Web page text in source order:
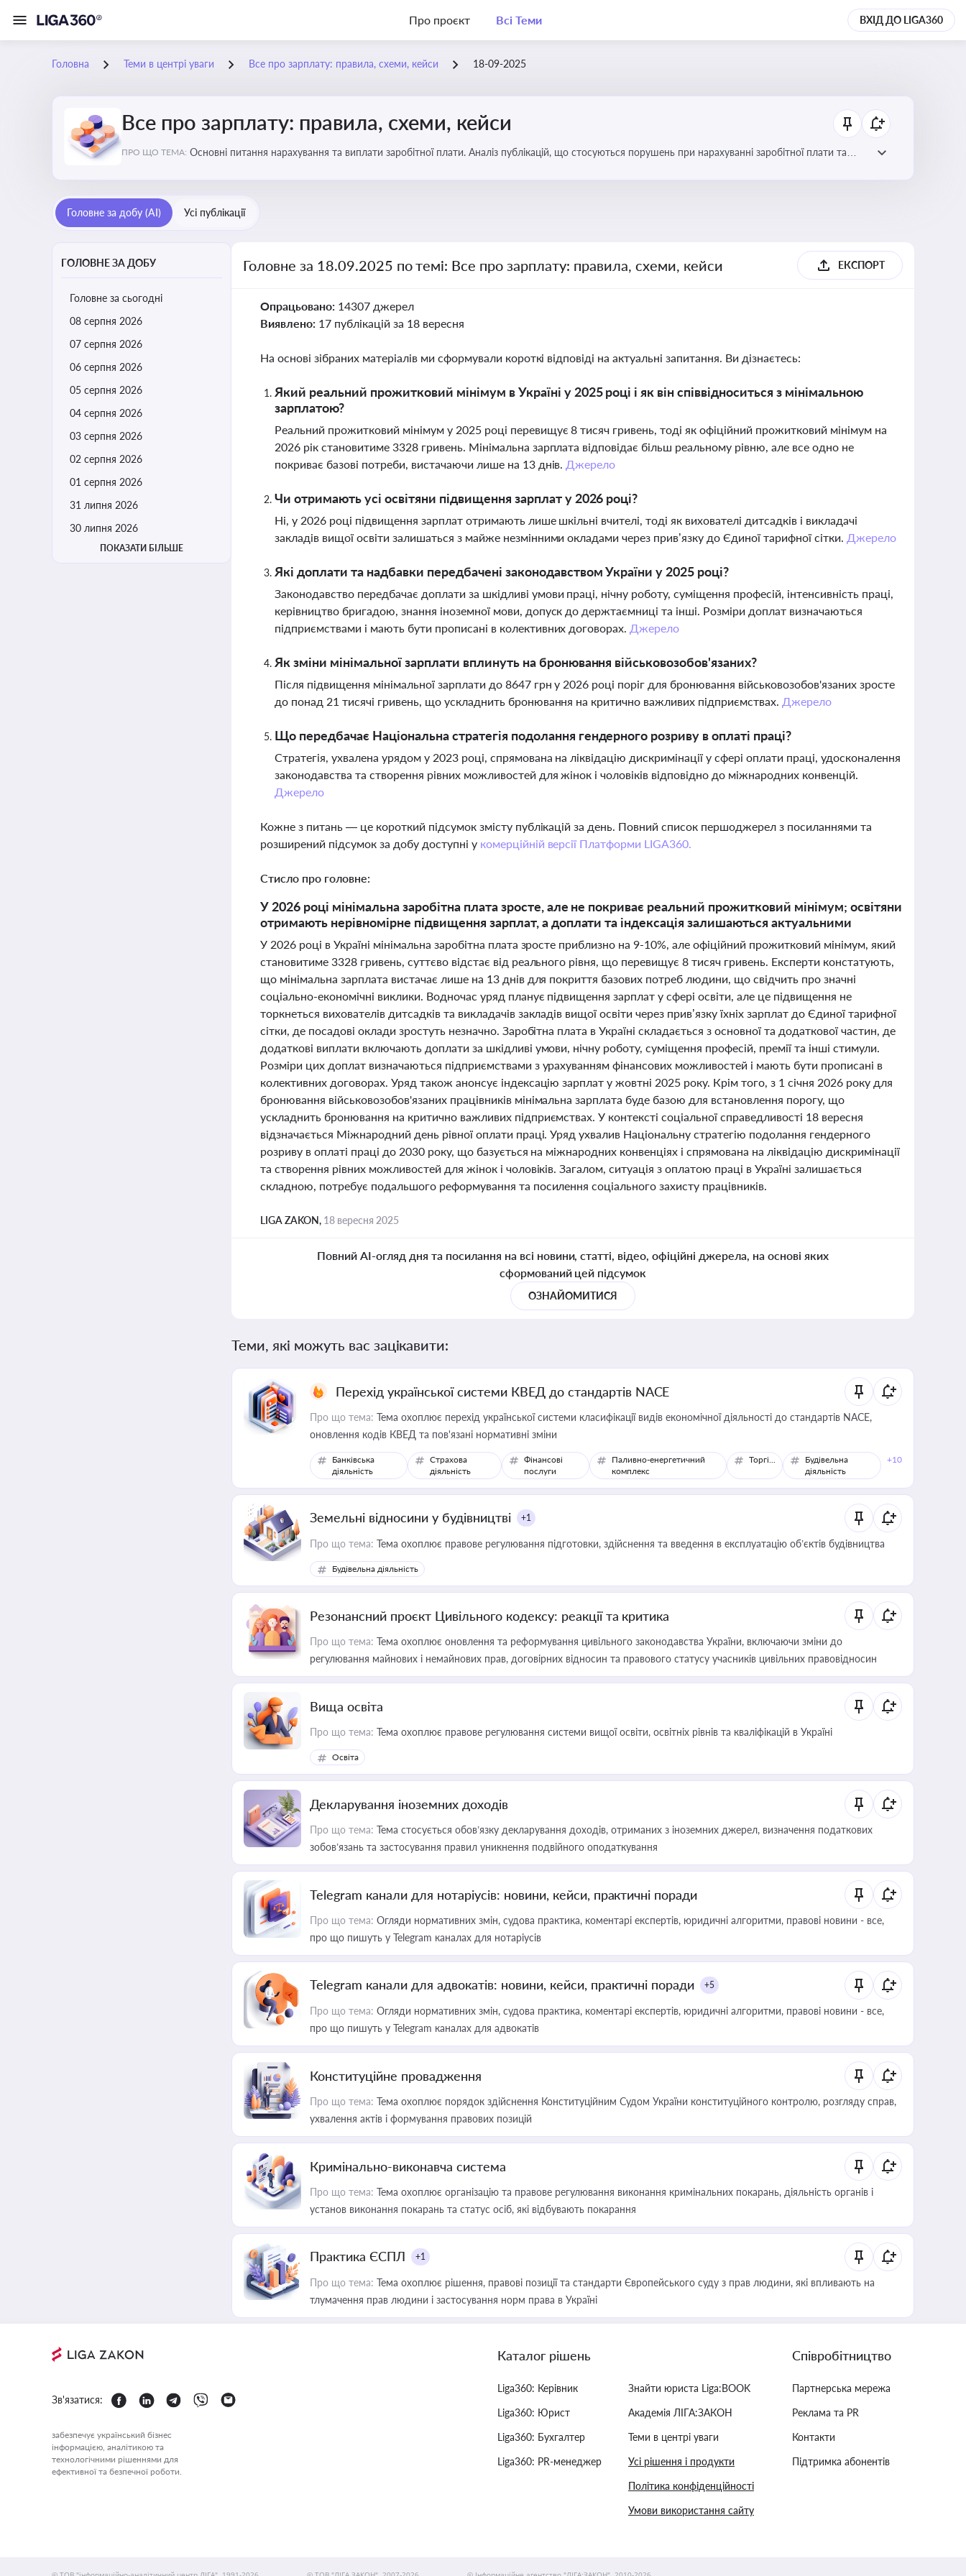
Про проєкт Всі Теми ВХІД ДО LIGA360
Головна Теми в центрі уваги Все про зарплату: правила, схеми, кейси 18-09-2025
Все про зарплату: правила, схеми, кейси
ПРО ЩО ТЕМА: Основні питання нарахування та виплати заробітної плати. Аналіз публікацій, що стосуються порушень при нарахуванні заробітної плати та
Головне за добу (AI) Усі публікації
ГОЛОВНЕ ЗА ДОБУ
Головне за сьогодні
08 серпня 2026
07 серпня 2026
06 серпня 2026
05 серпня 2026
04 серпня 2026
03 серпня 2026
02 серпня 2026
01 серпня 2026
31 липня 2026
30 липня 2026
ПОКАЗАТИ БІЛЬШЕ
Головне за 18.09.2025 по темі: Все про зарплату: правила, схеми, кейси ЕКСПОРТ
Опрацьовано: 14307 джерел
Виявлено: 17 публікацій за 18 вересня
На основі зібраних матеріалів ми сформували короткі відповіді на актуальні запитання. Ви дізнаєтесь:
Який реальний прожитковий мінімум в Україні у 2025 році і як він співвідноситься з мінімальною
зарплатою?
Реальний прожитковий мінімум у 2025 році перевищує 8 тисяч гривень, тоді як офіційний прожитковий мінімум на
2026 рік становитиме 3328 гривень. Мінімальна зарплата відповідає більш реальному рівню, але все одно не
покриває базові потреби, вистачаючи лише на 13 днів. Джерело
Чи отримають усі освітяни підвищення зарплат у 2026 році?
Ні, у 2026 році підвищення зарплат отримають лише шкільні вчителі, тоді як вихователі дитсадків і викладачі
закладів вищої освіти залишаться з майже незмінними окладами через прив’язку до Єдиної тарифної сітки. Джерело
Які доплати та надбавки передбачені законодавством України у 2025 році?
Законодавство передбачає доплати за шкідливі умови праці, нічну роботу, суміщення професій, інтенсивність праці,
керівництво бригадою, знання іноземної мови, допуск до держтаємниці та інші. Розміри доплат визначаються
підприємствами і мають бути прописані в колективних договорах. Джерело
Як зміни мінімальної зарплати вплинуть на бронювання військовозобов'язаних?
Після підвищення мінімальної зарплати до 8647 грн у 2026 році поріг для бронювання військовозобов'язаних зросте
до понад 21 тисячі гривень, що ускладнить бронювання на критично важливих підприємствах. Джерело
Що передбачає Національна стратегія подолання гендерного розриву в оплаті праці?
Стратегія, ухвалена урядом у 2023 році, спрямована на ліквідацію дискримінації у сфері оплати праці, удосконалення
законодавства та створення рівних можливостей для жінок і чоловіків відповідно до міжнародних конвенцій.
Джерело
Кожне з питань — це короткий підсумок змісту публікацій за день. Повний список першоджерел з посиланнями та
розширений підсумок за добу доступні у комерційній версії Платформи LIGA360.
Стисло про головне:
У 2026 році мінімальна заробітна плата зросте, але не покриває реальний прожитковий мінімум; освітяни
отримають нерівномірне підвищення зарплат, а доплати та індексація залишаються актуальними
У 2026 році в Україні мінімальна заробітна плата зросте приблизно на 9-10%, але офіційний прожитковий мінімум, який
становитиме 3328 гривень, суттєво відстає від реального рівня, що перевищує 8 тисяч гривень. Експерти констатують,
що мінімальна зарплата вистачає лише на 13 днів для покриття базових потреб людини, що свідчить про значні
соціально-економічні виклики. Водночас уряд планує підвищення зарплат у сфері освіти, але це підвищення не
торкнеться вихователів дитсадків та викладачів закладів вищої освіти через прив’язку їхніх зарплат до Єдиної тарифної
сітки, де посадові оклади зростуть незначно. Заробітна плата в Україні складається з основної та додаткової частин, де
додаткові виплати включають доплати за шкідливі умови, нічну роботу, суміщення професій, премії та інші стимули.
Розміри цих доплат визначаються підприємствами з урахуванням фінансових можливостей і мають бути прописані в
колективних договорах. Уряд також анонсує індексацію зарплат у жовтні 2025 року. Крім того, з 1 січня 2026 року для
бронювання військовозобов'язаних працівників мінімальна зарплата буде базою для встановлення порогу, що
ускладнить бронювання на критично важливих підприємствах. У контексті соціальної справедливості 18 вересня
відзначається Міжнародний день рівної оплати праці. Уряд ухвалив Національну стратегію подолання гендерного
розриву в оплаті праці до 2030 року, що базується на міжнародних конвенціях і спрямована на ліквідацію дискримінації
та створення рівних можливостей для жінок і чоловіків. Загалом, ситуація з оплатою праці в Україні залишається
складною, потребує подальшого реформування та посилення соціального захисту працівників.
LIGA ZAKON, 18 вересня 2025
Повний AI-огляд дня та посилання на всі новини, статті, відео, офіційні джерела, на основі яких
сформований цей підсумок
ОЗНАЙОМИТИСЯ
Теми, які можуть вас зацікавити:
Перехід української системи КВЕД до стандартів NACE
Про що тема: Тема охоплює перехід української системи класифікації видів економічної діяльності до стандартів NACE,
оновлення кодів КВЕД та пов'язані нормативні зміни
Банківська
діяльність
Страхова
діяльність
Фінансові
послуги
Паливно-енергетичний
комплекс
Торгівля
Будівельна
діяльність
+10
Земельні відносини у будівництві +1
Про що тема: Тема охоплює правове регулювання підготовки, здійснення та введення в експлуатацію об’єктів будівництва
Будівельна діяльність
Резонансний проєкт Цивільного кодексу: реакції та критика
Про що тема: Тема охоплює оновлення та реформування цивільного законодавства України, включаючи зміни до
регулювання майнових і немайнових прав, договірних відносин та правового статусу учасників цивільних правовідносин
Вища освіта
Про що тема: Тема охоплює правове регулювання системи вищої освіти, освітніх рівнів та кваліфікацій в Україні
Освіта
Декларування іноземних доходів
Про що тема: Тема стосується обов’язку декларування доходів, отриманих з іноземних джерел, визначення податкових
зобов’язань та застосування правил уникнення подвійного оподаткування
Telegram канали для нотаріусів: новини, кейси, практичні поради
Про що тема: Огляди нормативних змін, судова практика, коментарі експертів, юридичні алгоритми, правові новини - все,
про що пишуть у Telegram каналах для нотаріусів
Telegram канали для адвокатів: новини, кейси, практичні поради +5
Про що тема: Огляди нормативних змін, судова практика, коментарі експертів, юридичні алгоритми, правові новини - все,
про що пишуть у Telegram каналах для адвокатів
Конституційне провадження
Про що тема: Тема охоплює порядок здійснення Конституційним Судом України конституційного контролю, розгляду справ,
ухвалення актів і формування правових позицій
Кримінально-виконавча система
Про що тема: Тема охоплює організацію та правове регулювання виконання кримінальних покарань, діяльність органів і
установ виконання покарань та статус осіб, які відбувають покарання
Практика ЄСПЛ +1
Про що тема: Тема охоплює рішення, правові позиції та стандарти Європейського суду з прав людини, які впливають на
тлумачення прав людини і застосування норм права в Україні
Зв'язатися:
забезпечує український бізнес
інформацією, аналітикою та
технологічними рішеннями для
ефективної та безпечної роботи.
Каталог рішень
Liga360: Керівник
Liga360: Юрист
Liga360: Бухгалтер
Liga360: PR-менеджер
Знайти юриста Liga:BOOK
Академія ЛІГА:ЗАКОН
Теми в центрі уваги
Усі рішення і продукти
Політика конфіденційності
Умови використання сайту
Співробітництво
Партнерська мережа
Реклама та PR
Контакти
Підтримка абонентів